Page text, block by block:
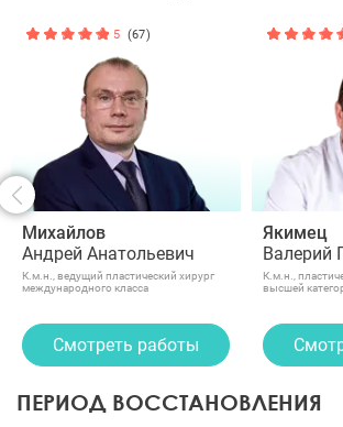
Михайлов
Андрей Анатольевич
5 (67)
К.м.н., ведущий пластический хирург
международного класса
Смотреть работы
Якимец
Валерий
К.м.н.,
высшей
ПЕРИОД ВОССТАНОВЛЕНИЯ